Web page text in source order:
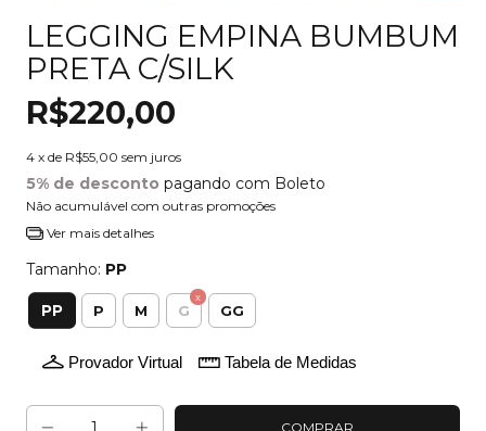
LEGGING EMPINA BUMBUM
PRETA C/SILK
R$220,00
4 x de R$55,00 sem juros
5% de desconto pagando com Boleto
Não acumulável com outras promoções
Ver mais detalhes
Tamanho: PP
PP P M G GG
Provador Virtual Tabela de Medidas